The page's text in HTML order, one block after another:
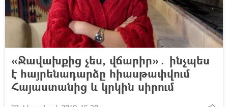
«Ջավախքից չես, վճարիր»․ ինչպես
է հայրենադարձը հիասթափվում
Հայաստանից և կրկին սիրում